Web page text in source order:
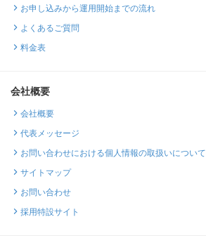
お申し込みから運用開始までの流れ
よくあるご質問
料金表
会社概要
会社概要
代表メッセージ
お問い合わせにおける個人情報の取扱いについて
サイトマップ
お問い合わせ
採用特設サイト